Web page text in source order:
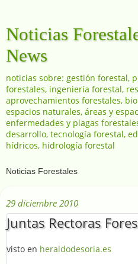
Noticias
News
noticias sobre: gestión forestal,
forestales, ingeniería forestal,
aprovechamientos forestales,
espacios naturales, áreas y
enfermedades y plagas
desarrollo, tecnología forestal,
hídricos, hidrología forestal
29 diciembre 2010
Juntas Rectoras
visto en heraldodesoria.es